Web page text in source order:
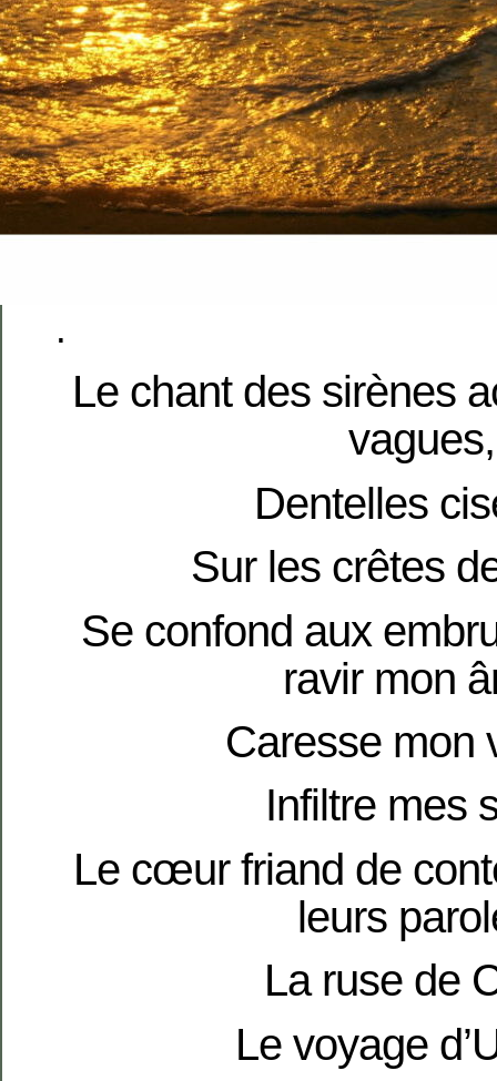
.
Le chant des sirènes
vagues,
Dentelles
Sur les crêtes
Se confond aux
ravir mon
Caresse mon
Infiltre mes
Le cœur friand de
leurs
La ruse de
Le voyage